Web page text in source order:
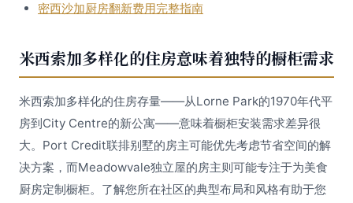
密西沙加厨房翻新费用完整指南
米西索加多样化的住房意味着独特的橱柜需求
米西索加多样化的住房存量——从Lorne Park的1970年代平
房到City Centre的新公寓——意味着橱柜安装需求差异很
大。Port Credit联排别墅的房主可能优先考虑节省空间的解
决方案，而Meadowvale独立屋的房主则可能专注于为美食
厨房定制橱柜。了解您所在社区的典型布局和风格有助于您